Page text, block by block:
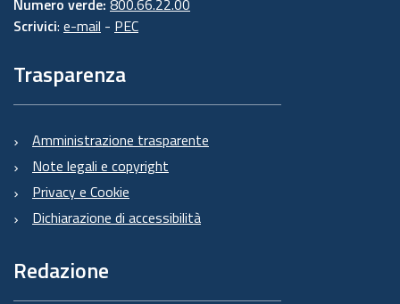
Numero verde: 800.66.22.00
Scrivici: e-mail - PEC
Trasparenza
Amministrazione trasparente
Note legali e copyright
Privacy e Cookie
Dichiarazione di accessibilità
Redazione